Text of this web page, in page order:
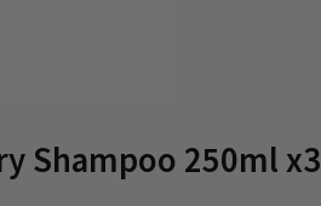
Shampoo 250ml x3